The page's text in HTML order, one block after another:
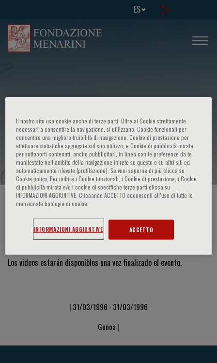
ES
Congenital and acquired alterations of
coagulation
HOME PAGE / CURSOS Y EVENTOS
Vídeos y diapositivas
Los videos estarán disponibles una vez finalizado el evento.
| 31/03/1996 - 31/03/1996
Genoa |
Il nostro sito usa cookie anche di terze parti. Oltre ai Cookie strettamente
necessari a consentire la navigazione, si utilizzano, Cookie funzionali per
consentire una migliore fruibilità di navigazione, Cookie di prestazione per
effettuare statistiche aggregate sul suo utilizzo, e Cookie di pubblicità mirata
per sottoporti contenuti, anche pubblicitari, in linea con le preferenze da te
manifestate nell‘ambito della navigazione in rete su questo e su altri siti ed
automaticamente rilevate (profilazione). Se vuoi saperne di più clicca su
Cookie policy. Per inibire i Cookie funzionali, i Cookie di prestazione, i Cookie
di pubblicità mirata e/o i cookie di specifiche terze parti clicca su
INFORMAZIONI AGGIUNTIVE. Cliccando ACCETTO acconsenti all’uso di tutte le
menzionate tipologie di cookie.
INFORMAZIONI AGGIUNTIVE ACCETTO